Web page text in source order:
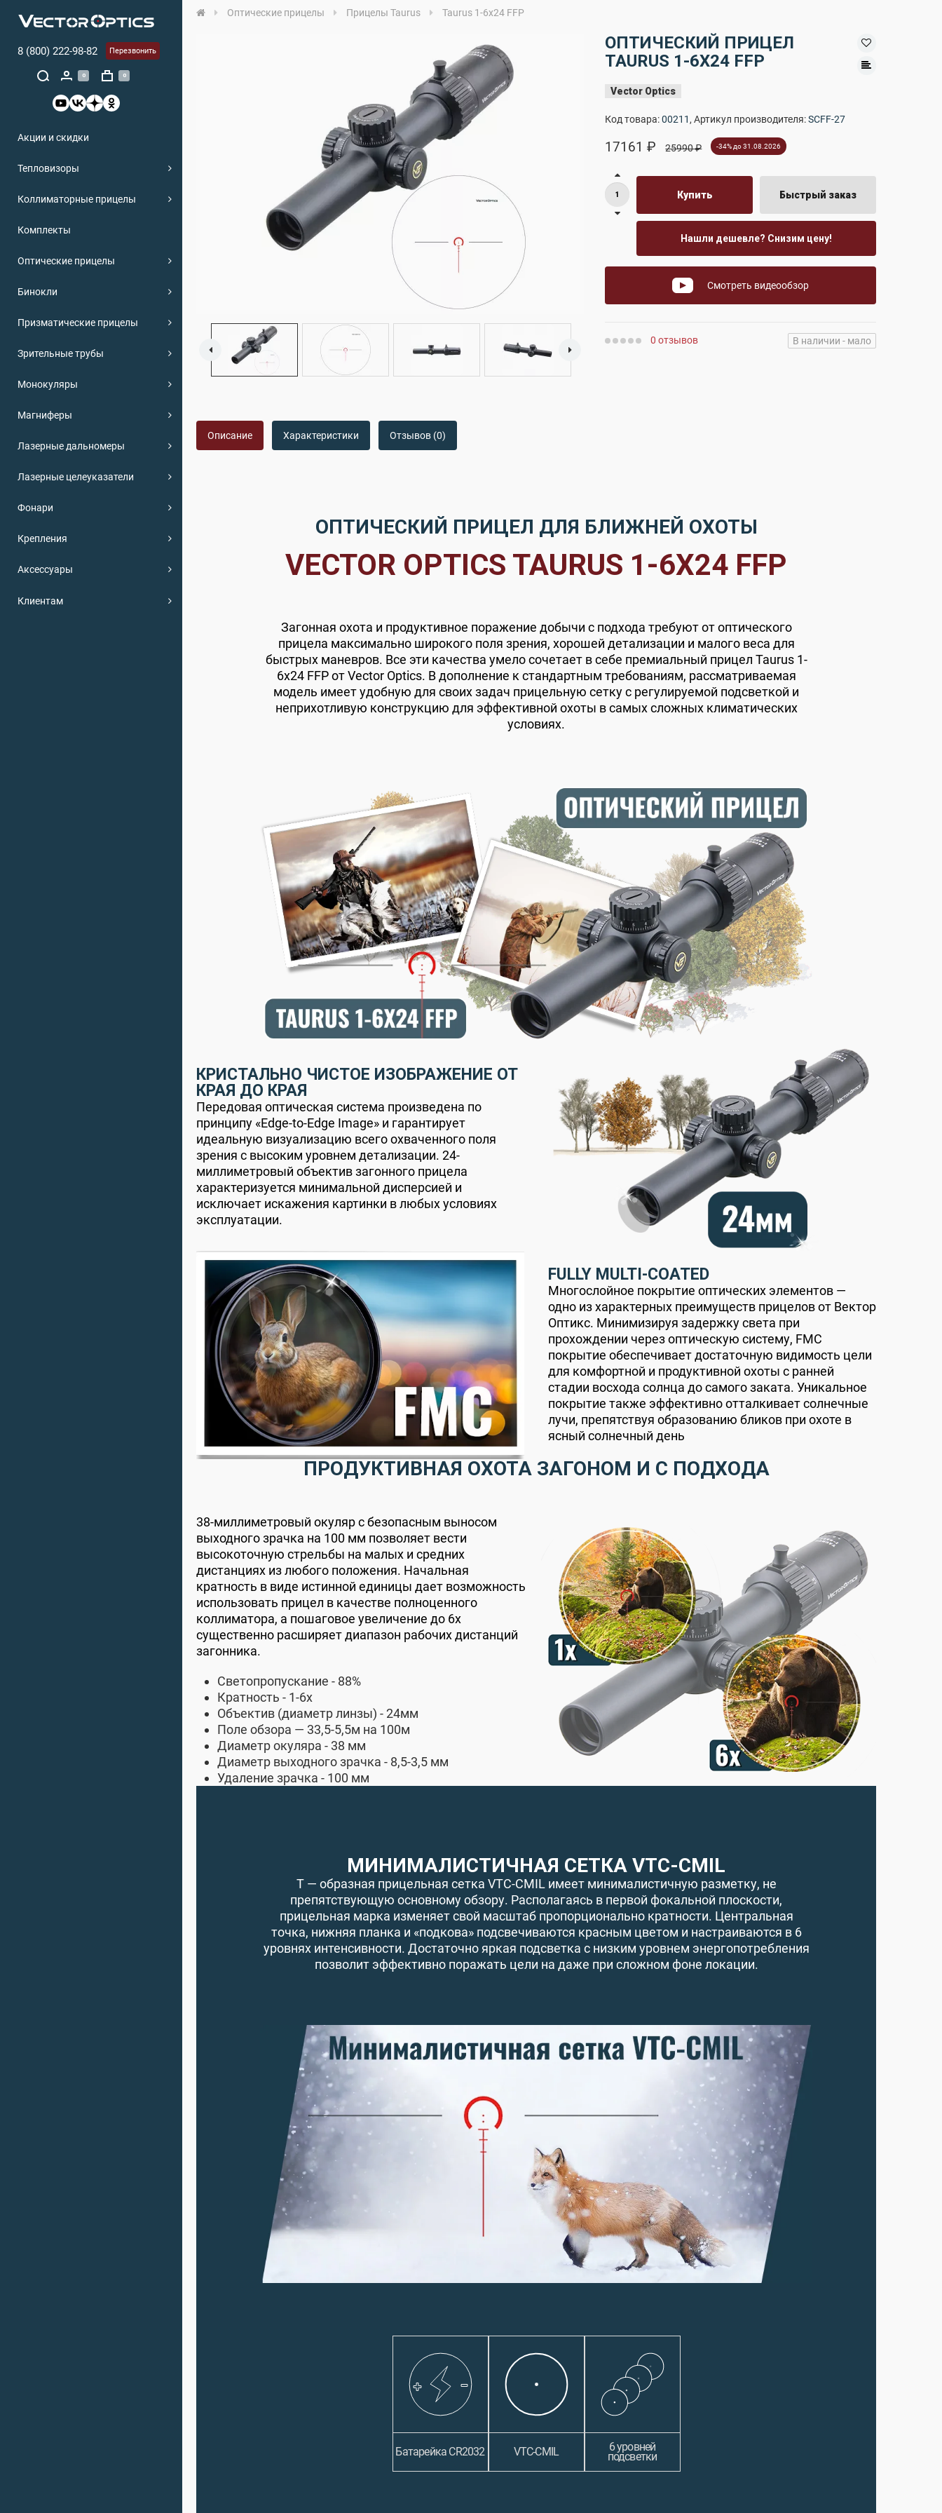
8 (800) 222-98-82 Перезвонить
0 0
Акции и скидки
Тепловизоры
Коллиматорные прицелы
Комплекты
Оптические прицелы
Бинокли
Призматические прицелы
Зрительные трубы
Монокуляры
Магниферы
Лазерные дальномеры
Лазерные целеуказатели
Фонари
Крепления
Аксессуары
Клиентам
Оптические прицелы Прицелы Taurus Taurus 1-6x24 FFP
ОПТИЧЕСКИЙ ПРИЦЕЛ
TAURUS 1-6X24 FFP
Vector Optics
Код товара:00211 , Артикул производителя:SCFF-27
17161 ₽ 25990 ₽ -34% до 31.08.2026
Купить Быстрый заказ
Нашли дешевле? Снизим цену!
Смотреть видеообзор
0 отзывов В наличии - мало
Описание Характеристики Отзывов (0)
ОПТИЧЕСКИЙ ПРИЦЕЛ ДЛЯ БЛИЖНЕЙ ОХОТЫ
VECTOR OPTICS TAURUS 1-6X24 FFP
Загонная охота и продуктивное поражение добычи с подхода требуют от оптического
прицела максимально широкого поля зрения, хорошей детализации и малого веса для
быстрых маневров. Все эти качества умело сочетает в себе премиальный прицел Taurus 1-
6x24 FFP от Vector Optics. В дополнение к стандартным требованиям, рассматриваемая
модель имеет удобную для своих задач прицельную сетку с регулируемой подсветкой и
неприхотливую конструкцию для эффективной охоты в самых сложных климатических
условиях.
КРИСТАЛЬНО ЧИСТОЕ ИЗОБРАЖЕНИЕ ОТ
КРАЯ ДО КРАЯ
Передовая оптическая система произведена по
принципу «Edge-to-Edge Image» и гарантирует
идеальную визуализацию всего охваченного поля
зрения с высоким уровнем детализации. 24-
миллиметровый объектив загонного прицела
характеризуется минимальной дисперсией и
исключает искажения картинки в любых условиях
эксплуатации.
FULLY MULTI-COATED
Многослойное покрытие оптических элементов —
одно из характерных преимуществ прицелов от Вектор
Оптикс. Минимизируя задержку света при
прохождении через оптическую систему, FMC
покрытие обеспечивает достаточную видимость цели
для комфортной и продуктивной охоты с ранней
стадии восхода солнца до самого заката. Уникальное
покрытие также эффективно отталкивает солнечные
лучи, препятствуя образованию бликов при охоте в
ясный солнечный день
ПРОДУКТИВНАЯ ОХОТА ЗАГОНОМ И С ПОДХОДА
38-миллиметровый окуляр с безопасным выносом
выходного зрачка на 100 мм позволяет вести
высокоточную стрельбы на малых и средних
дистанциях из любого положения. Начальная
кратность в виде истинной единицы дает возможность
использовать прицел в качестве полноценного
коллиматора, а пошаговое увеличение до 6х
существенно расширяет диапазон рабочих дистанций
загонника.
Светопропускание - 88%
Кратность - 1-6х
Объектив (диаметр линзы) - 24мм
Поле обзора — 33,5-5,5м на 100м
Диаметр окуляра - 38 мм
Диаметр выходного зрачка - 8,5-3,5 мм
Удаление зрачка - 100 мм
МИНИМАЛИСТИЧНАЯ СЕТКА VTC-CMIL
Т — образная прицельная сетка VTC-CMIL имеет минималистичную разметку, не
препятствующую основному обзору. Располагаясь в первой фокальной плоскости,
прицельная марка изменяет свой масштаб пропорционально кратности. Центральная
точка, нижняя планка и «подкова» подсвечиваются красным цветом и настраиваются в 6
уровнях интенсивности. Достаточно яркая подсветка с низким уровнем энергопотребления
позволит эффективно поражать цели на даже при сложном фоне локации.
Батарейка CR2032 VTC-CMIL 6 уровней
подсветки